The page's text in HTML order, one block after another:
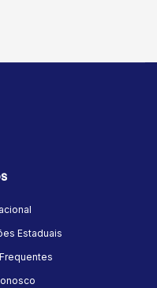
Estaduais